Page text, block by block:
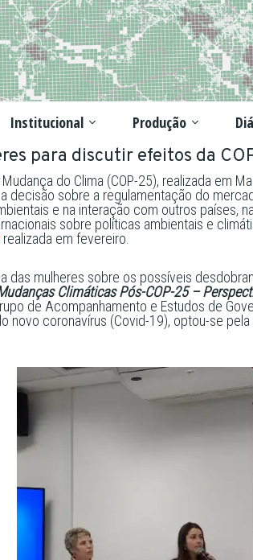
Institucional Produção
para discutir efeitos da
do Clima (COP-25), realizada em
decisão sobre a regulamentação do
e na interação com outros países,
sobre políticas ambientais e
realizada em fevereiro.
mulheres sobre os possíveis
Climáticas Pós-COP-25 –
de Acompanhamento e Estudos de
novo coronavírus (Covid-19), optou-se